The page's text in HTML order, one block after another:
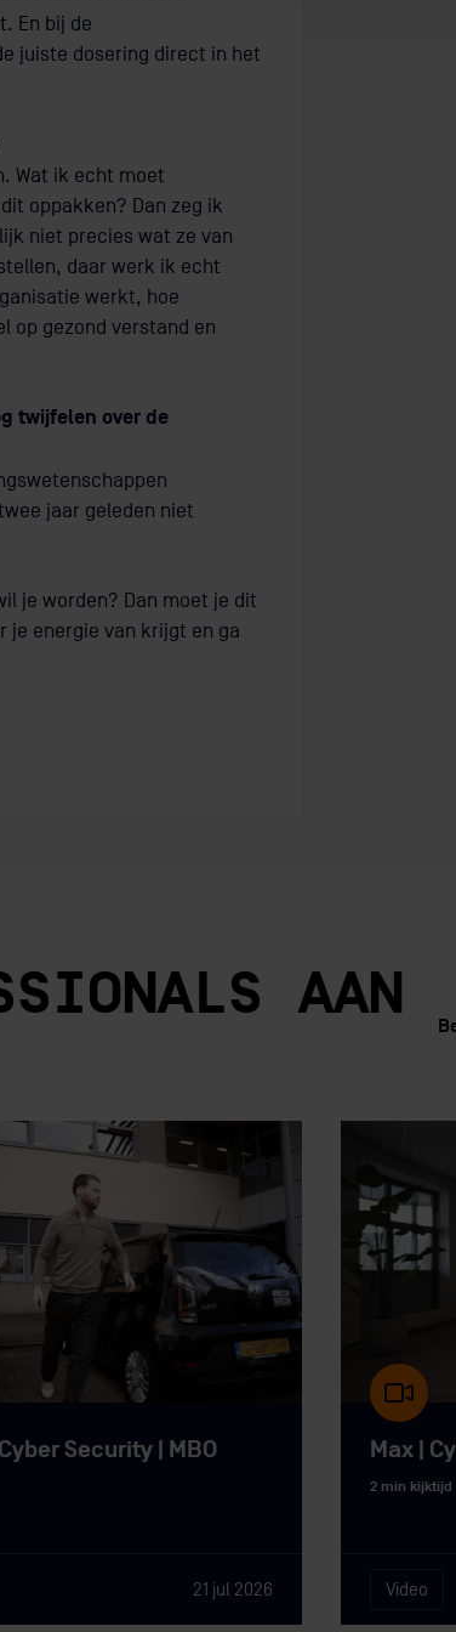
En bij de
juiste dosering direct in het
Wat ik echt moet
oppakken? Dan zeg ik
niet precies wat ze van
daar werk ik echt
werkt, hoe
op gezond verstand en
twijfelen over de
jaar geleden niet
je worden? Dan moet je dit
je energie van krijgt en ga
AAN
Security | MBO
21 jul 2026
Max |
2 min kijktijd
Video